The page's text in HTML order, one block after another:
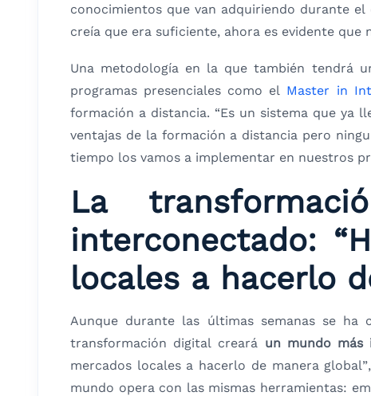
conocimientos que van adquiriendo durante
creía que era suficiente, ahora es evidente que
Una metodología en la que también tendrá
programas presenciales como el Master in
formación a distancia. “Es un sistema que ya
ventajas de la formación a distancia pero
tiempo los vamos a implementar en nuestros
La
interconectado:
locales a hacerlo
Aunque durante las últimas semanas se ha
transformación digital creará un mundo más
mercados locales a hacerlo de manera
mundo opera con las mismas herramientas: